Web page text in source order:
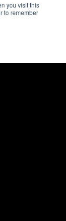
you visit this
to remember